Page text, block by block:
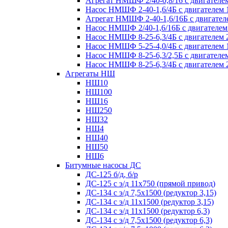
Насос НМШФ 2-40-1,6/4Б с двигателем
Агрегат НМШФ 2-40-1,6/16Б с
Насос НМШФ 2/40-1,6/16Б с двигателем
Насос НМШФ 8-25-6,3/4Б с двигателем
Насос НМШФ 5-25-4,0/4Б с двигателем
Насос НМШФ 8-25-6,3/2,5Б с
Насос НМШФ 8-25-6,3/4Б с двигателем
Агрегаты НШ
НШ10
НШ100
НШ16
НШ250
НШ32
НШ4
НШ40
НШ50
НШ6
Битумные насосы ДС
ДС-125 б/д, б/р
ДС-125 с э/д 11х750 (прямой привод)
ДС-134 с э/д 7,5х1500 (редуктор 3,15)
ДС-134 с э/д 11х1500 (редуктор 3,15)
ДС-134 с э/д 11х1500 (редуктор 6,3)
ДС-134 с э/д 7,5х1500 (редуктор 6,3)